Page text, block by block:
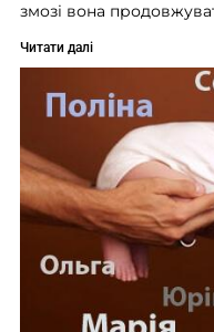
змозі вона
Читати далі